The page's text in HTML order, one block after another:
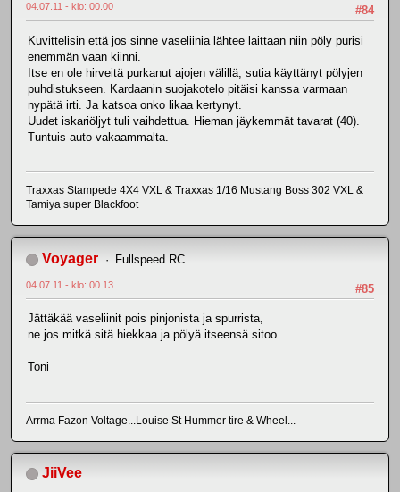
#84
04.07.11 - klo: 00.00
Kuvittelisin että jos sinne vaseliinia lähtee laittaan niin pöly purisi
enemmän vaan kiinni.
Itse en ole hirveitä purkanut ajojen välillä, sutia käyttänyt pölyjen
puhdistukseen. Kardaanin suojakotelo pitäisi kanssa varmaan
nypätä irti. Ja katsoa onko likaa kertynyt.
Uudet iskariöljyt tuli vaihdettua. Hieman jäykemmät tavarat (40).
Tuntuis auto vakaammalta.
Traxxas Stampede 4X4 VXL & Traxxas 1/16 Mustang Boss 302 VXL &
Tamiya super Blackfoot
Voyager Fullspeed RC
#85
04.07.11 - klo: 00.13
Jättäkää vaseliinit pois pinjonista ja spurrista,
ne jos mitkä sitä hiekkaa ja pölyä itseensä sitoo.
Toni
Arrma Fazon Voltage...Louise St Hummer tire & Wheel...
JiiVee